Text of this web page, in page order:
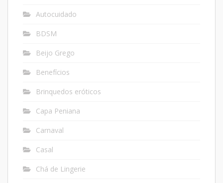
Autocuidado
BDSM
Beijo Grego
Benefícios
Brinquedos eróticos
Capa Peniana
Carnaval
Casal
Chá de Lingerie